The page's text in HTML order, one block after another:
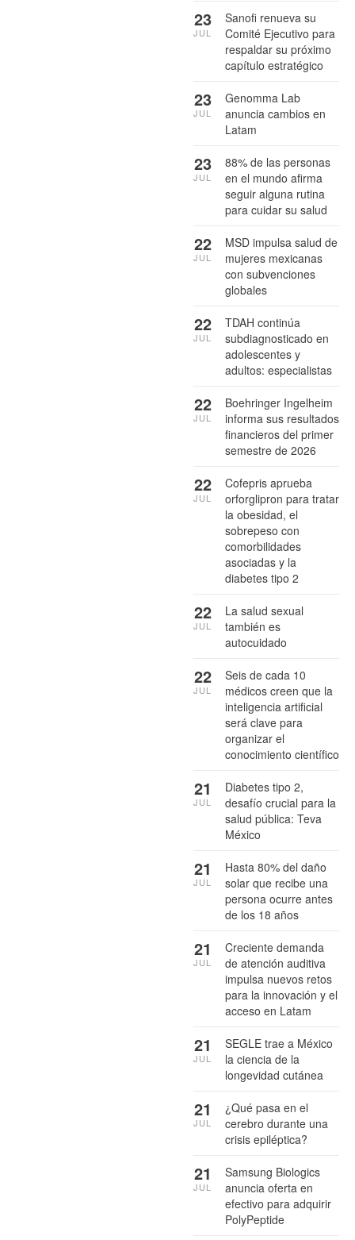
Sanofi renueva su
Comité Ejecutivo para
respaldar su próximo
capítulo estratégico
23
JUL
Genomma Lab
anuncia cambios en
Latam
23
JUL
88% de las personas
en el mundo afirma
seguir alguna rutina
para cuidar su salud
23
JUL
MSD impulsa salud de
mujeres mexicanas
con subvenciones
globales
22
JUL
TDAH continúa
subdiagnosticado en
adolescentes y
adultos: especialistas
22
JUL
Boehringer Ingelheim
informa sus resultados
financieros del primer
semestre de 2026
22
JUL
Cofepris aprueba
orforglipron para tratar
la obesidad, el
sobrepeso con
comorbilidades
asociadas y la
diabetes tipo 2
22
JUL
La salud sexual
también es
autocuidado
22
JUL
Seis de cada 10
médicos creen que la
inteligencia artificial
será clave para
organizar el
conocimiento científico
22
JUL
Diabetes tipo 2,
desafío crucial para la
salud pública: Teva
México
21
JUL
Hasta 80% del daño
solar que recibe una
persona ocurre antes
de los 18 años
21
JUL
Creciente demanda
de atención auditiva
impulsa nuevos retos
para la innovación y el
acceso en Latam
21
JUL
SEGLE trae a México
la ciencia de la
longevidad cutánea
21
JUL
¿Qué pasa en el
cerebro durante una
crisis epiléptica?
21
JUL
Samsung Biologics
anuncia oferta en
efectivo para adquirir
PolyPeptide
21
JUL